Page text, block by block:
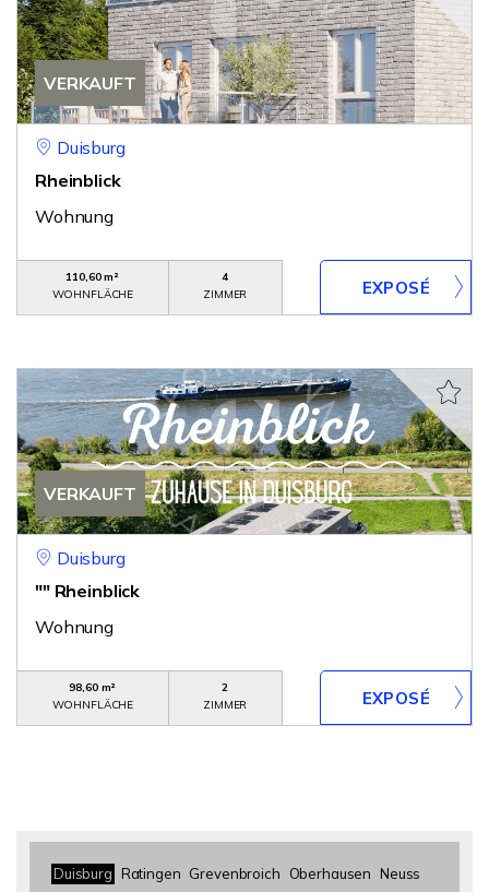
VERKAUFT
Duisburg
Rheinblick
Wohnung
110,60 m²
WOHNFLÄCHE
4
ZIMMER
VERKAUFT
Duisburg
"" Rheinblick
Wohnung
98,60 m²
WOHNFLÄCHE
2
ZIMMER
Duisburg Ratingen Grevenbroich Oberhausen Neuss